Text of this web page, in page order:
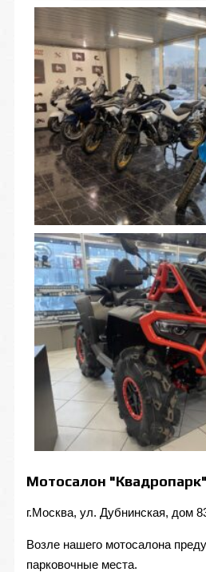
Мотосалон "Квадропарк"
г.Москва, ул. Дубнинская, дом
Возле нашего мотосалона
парковочные места.